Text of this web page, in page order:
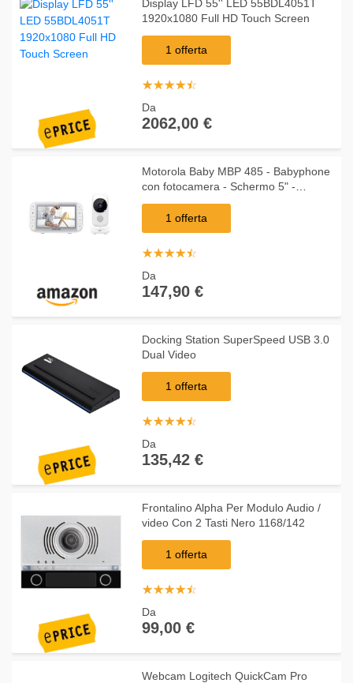
Display LFD 55'' LED 55BDL4051T
1920x1080 Full HD Touch Screen
1 offerta
☆☆☆☆☆
★★★★★
Da
2062,00 €
Motorola Baby MBP 485 - Babyphone
con fotocamera - Schermo 5" -
Temperatura, microfono, zoom, ninne
nanne - Bianco
1 offerta
☆☆☆☆☆
★★★★★
Da
147,90 €
Docking Station SuperSpeed USB 3.0
Dual Video
1 offerta
☆☆☆☆☆
★★★★★
Da
135,42 €
Frontalino Alpha Per Modulo Audio /
video Con 2 Tasti Nero 1168/142
1 offerta
☆☆☆☆☆
★★★★★
Da
99,00 €
Webcam Logitech QuickCam Pro